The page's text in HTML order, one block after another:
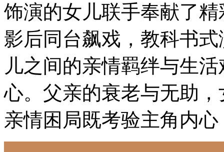
饰演的女儿联手奉献了
影后同台飙戏，教科书
儿之间的亲情羁绊与生
心。父亲的衰老与无助
亲情困局既考验主角内